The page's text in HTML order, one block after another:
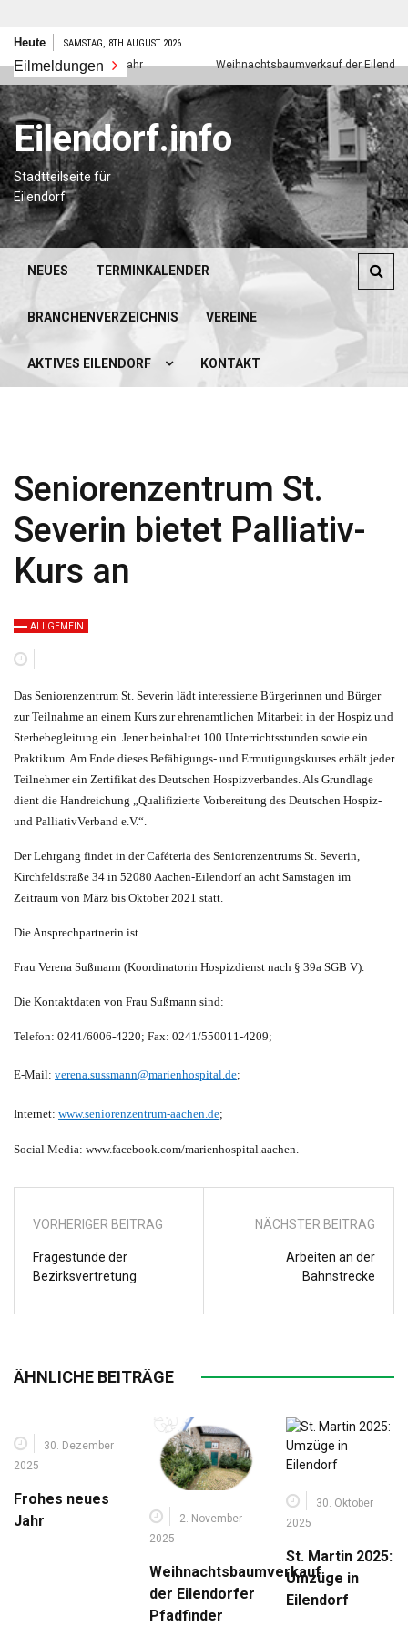
Zum
springen
Heute SAMSTAG, 8TH AUGUST 2026
Eilmeldungen
Frohes neues Jahr Weihnachtsbaumverkauf der Eilendorfer
Eilendorf.info
Stadtteilseite für
Eilendorf
NEUES TERMINKALENDER
BRANCHENVERZEICHNIS VEREINE
AKTIVES EILENDORF KONTAKT
Seniorenzentrum St.
Severin bietet Palliativ-
Kurs an
ALLGEMEIN
Das Seniorenzentrum St. Severin lädt interessierte Bürgerinnen und Bürger
zur Teilnahme an einem Kurs zur ehrenamtlichen Mitarbeit in der Hospiz und
Sterbebegleitung ein. Jener beinhaltet 100 Unterrichtsstunden sowie ein
Praktikum. Am Ende dieses Befähigungs- und Ermutigungskurses erhält jeder
Teilnehmer ein Zertifikat des Deutschen Hospizverbandes. Als Grundlage
dient die Handreichung „Qualifizierte Vorbereitung des Deutschen Hospiz-
und PalliativVerband e.V.“.
Der Lehrgang findet in der Caféteria des Seniorenzentrums St. Severin,
Kirchfeldstraße 34 in 52080 Aachen-Eilendorf an acht Samstagen im
Zeitraum von März bis Oktober 2021 statt.
Die Ansprechpartnerin ist
Frau Verena Sußmann (Koordinatorin Hospizdienst nach § 39a SGB V).
Die Kontaktdaten von Frau Sußmann sind:
Telefon: 0241/6006-4220; Fax: 0241/550011-4209;
E-Mail: verena.sussmann@marienhospital.de;
Internet: www.seniorenzentrum-aachen.de;
Social Media: www.facebook.com/marienhospital.aachen.
VORHERIGER BEITRAG
Fragestunde der
Bezirksvertretung
NÄCHSTER BEITRAG
Arbeiten an der
Bahnstrecke
ÄHNLICHE BEITRÄGE
30. Dezember
2025
Frohes neues
Jahr
2. November
2025
Weihnachtsbaumverkauf
der Eilendorfer
Pfadfinder
30. Oktober
2025
St. Martin 2025:
Umzüge in
Eilendorf